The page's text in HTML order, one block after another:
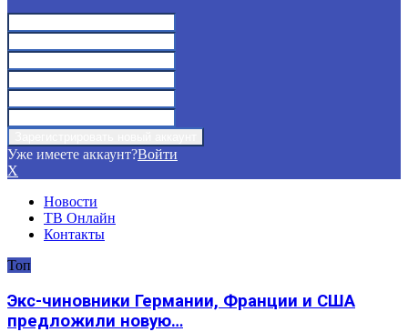
Уже имеете аккаунт?Войти
X
Новости
ТВ Онлайн
Контакты
Топ
Экс-чиновники Германии, Франции и США
предложили новую…